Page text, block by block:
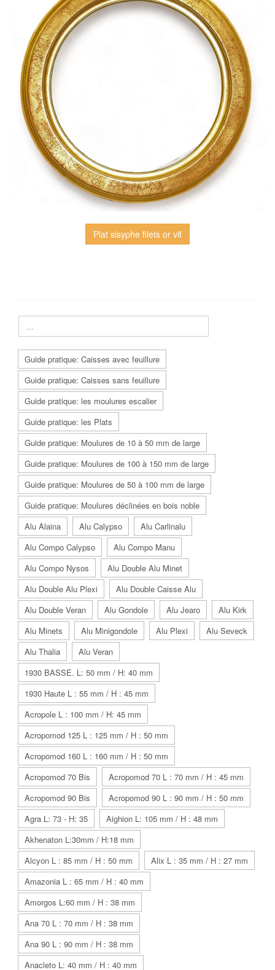
Plat sisyphe filets or vif
Guide pratique: Caisses avec feuillure
Guide pratique: Caisses sans feuillure
Guide pratique: les moulures escalier
Guide pratique: les Plats
Guide pratique: Moulures de 10 à 50 mm de large
Guide pratique: Moulures de 100 à 150 mm de large
Guide pratique: Moulures de 50 à 100 mm de large
Guide pratique: Moulures déclinées en bois noble
Alu Alaina
Alu Calypso
Alu Carlinalu
Alu Compo Calypso
Alu Compo Manu
Alu Compo Nysos
Alu Double Alu Minet
Alu Double Alu Plexi
Alu Double Caisse Alu
Alu Double Veran
Alu Gondole Alu Jearo
Alu Kirk
Alu Minets
Alu Minigondole Alu Plexi
Alu Seveck
Alu Thalia
Alu Veran
1930 BASSE. L: 50 mm / H: 40 mm
1930 Haute L : 55 mm / H : 45 mm
Acropole L : 100 mm / H: 45 mm
Acropomod 125 L : 125 mm / H : 50 mm
Acropomod 160 L : 160 mm / H : 50 mm
Acropomod 70 Bis
Acropomod 70 L : 70 mm / H : 45 mm
Acropomod 90 Bis
Acropomod 90 L : 90 mm / H : 50 mm
Agra L: 73 - H: 35
Aighion L: 105 mm / H : 48 mm
Akhenaton L:30mm / H:18 mm
Alcyon L : 85 mm / H : 50 mm
Alix L : 35 mm / H : 27 mm
Amazonia L : 65 mm / H : 40 mm
Amorgos L:60 mm / H : 38 mm
Ana 70 L : 70 mm / H : 38 mm
Ana 90 L : 90 mm / H : 38 mm
Anacleto L: 40 mm / H : 40 mm